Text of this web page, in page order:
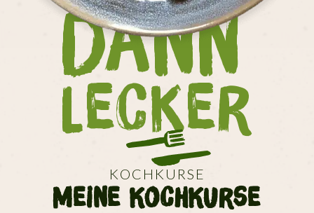
Dann
Lecker
KOCHKURSE
Meine KochKurse